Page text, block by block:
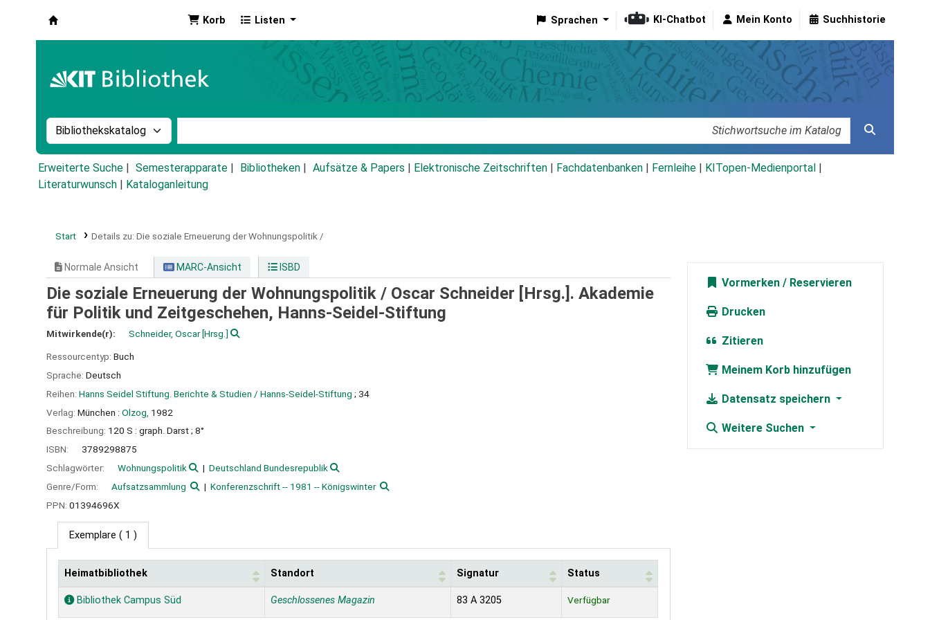
Korb Listen Sprachen KI-Chatbot Mein Konto Suchhistorie
Suche im Katalog nach:
Erweiterte Suche Semesterapparate Bibliotheken Aufsätze & Papers Elektronische Zeitschriften Fachdatenbanken Fernleihe KITopen-Medienportal
Literaturwunsch
Kataloganleitung
Start Details zu: Die soziale Erneuerung der Wohnungspolitik /
Normale Ansicht MARC-Ansicht ISBD
Die soziale Erneuerung der Wohnungspolitik / Oscar Schneider [Hrsg.]. Akademie
für Politik und Zeitgeschehen, Hanns-Seidel-Stiftung
Mitwirkende(r): Schneider, Oscar[Hrsg.]
Ressourcentyp: Buch
Sprache: Deutsch
Reihen: Hanns Seidel Stiftung. Berichte & Studien / Hanns-Seidel-Stiftung ; 34
Verlag: München : Olzog, 1982
Beschreibung: 120 S : graph. Darst ; 8°
ISBN:
3789298875
Schlagwörter:
Wohnungspolitik
Deutschland Bundesrepublik
Genre/Form:
Aufsatzsammlung
Konferenzschrift -- 1981 -- Königswinter
PPN: 01394696X
Exemplare ( 1 )
Exemplare
Heimatbibliothek Standort Signatur Status
Bibliothek Campus Süd Geschlossenes Magazin 83 A 3205 Verfügbar
Vormerken
Drucken
Zitieren
Meinem Korb hinzufügen
Datensatz speichern
Weitere Suchen